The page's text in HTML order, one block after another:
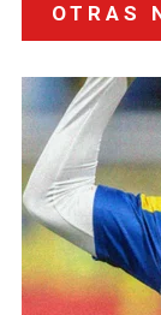
OTRAS